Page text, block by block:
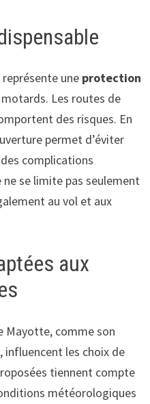
une protection
Les routes de
des risques. En
permet d’éviter
complications
se limite pas seulement
au vol et aux
aux
Mayotte, comme son
les choix de
tiennent compte
météorologiques